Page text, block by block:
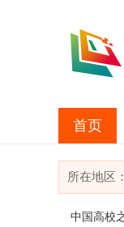
首页
所在地区：
中国高校